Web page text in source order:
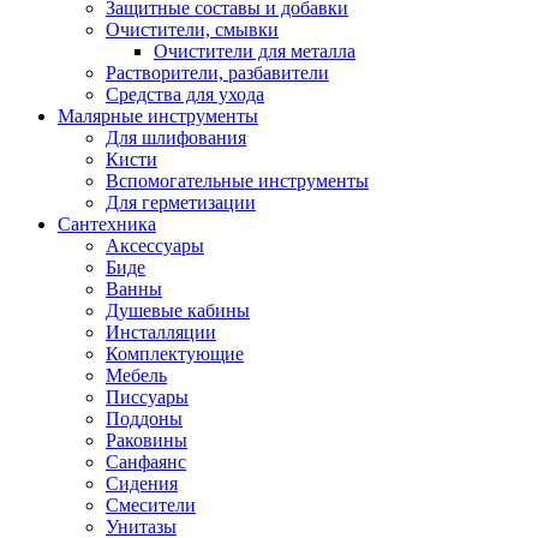
Защитные составы и добавки
Очистители, смывки
Очистители для металла
Растворители, разбавители
Средства для ухода
Малярные инструменты
Для шлифования
Кисти
Вспомогательные инструменты
Для герметизации
Сантехника
Аксессуары
Биде
Ванны
Душевые кабины
Инсталляции
Комплектующие
Мебель
Писсуары
Поддоны
Раковины
Санфаянс
Сидения
Смесители
Унитазы